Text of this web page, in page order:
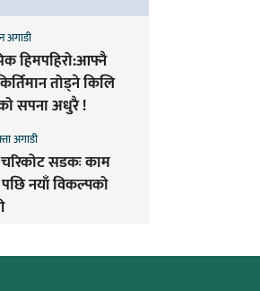
हिमपहिरो:आफ्नै
तोड्ने किलि
सपना अधुरै !
अगाडी
सडकः काम
नयाँ विकल्पको
अगाडी